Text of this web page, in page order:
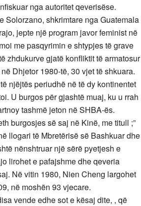
nga autoritet qeverisëse.
Solorzano, shkrimtare nga Guatemala
jepte një program javor feminist në
me pasqyrimin e shtypjes të grave
zhdukurve gjatë konfliktit të armatosur
Dhjetor 1980-të, 30 vjet të shkuara.
njëjtës periudhë në të dy kontinentet
U burgos për gjashtë muaj, ku u rrah
tashmë jeton në SHBA-ës.
burgosjes së saj në Kinë, me titull ;”
llogari të Mbretërisë së Bashkuar dhe
nënshtruar një sërë pyetjesh e
lirohet e pafajshme dhe qeveria
Në vitin 1980, Nien Cheng largohet
në moshën 93 vjecare.
vende edhe sot e kësaj dite, , që